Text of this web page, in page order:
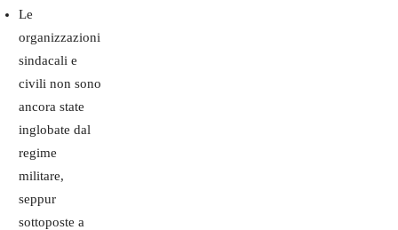
Le
organizzazioni
sindacali e
civili non sono
ancora state
inglobate dal
regime
militare,
seppur
sottoposte a